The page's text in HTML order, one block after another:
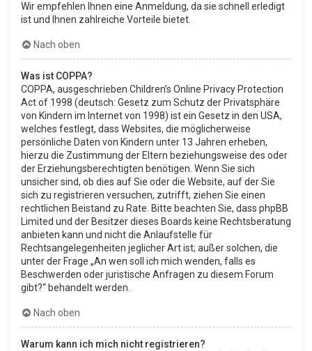
Wir empfehlen Ihnen eine Anmeldung, da sie schnell erledigt
ist und Ihnen zahlreiche Vorteile bietet.
Nach oben
Was ist COPPA?
COPPA, ausgeschrieben Children’s Online Privacy Protection
Act of 1998 (deutsch: Gesetz zum Schutz der Privatsphäre
von Kindern im Internet von 1998) ist ein Gesetz in den USA,
welches festlegt, dass Websites, die möglicherweise
persönliche Daten von Kindern unter 13 Jahren erheben,
hierzu die Zustimmung der Eltern beziehungsweise des oder
der Erziehungsberechtigten benötigen. Wenn Sie sich
unsicher sind, ob dies auf Sie oder die Website, auf der Sie
sich zu registrieren versuchen, zutrifft, ziehen Sie einen
rechtlichen Beistand zu Rate. Bitte beachten Sie, dass phpBB
Limited und der Besitzer dieses Boards keine Rechtsberatung
anbieten kann und nicht die Anlaufstelle für
Rechtsangelegenheiten jeglicher Art ist; außer solchen, die
unter der Frage „An wen soll ich mich wenden, falls es
Beschwerden oder juristische Anfragen zu diesem Forum
gibt?“ behandelt werden.
Nach oben
Warum kann ich mich nicht registrieren?